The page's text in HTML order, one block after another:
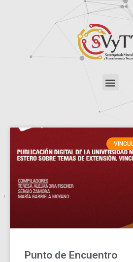
Punto de Encuentro